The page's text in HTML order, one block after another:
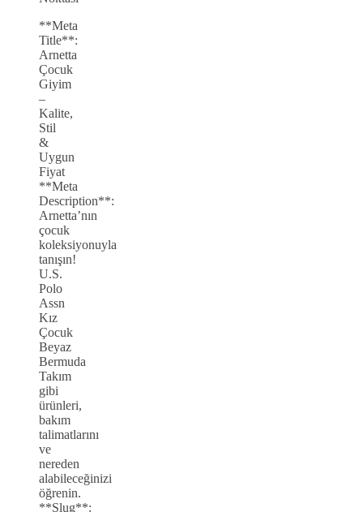
**Meta
Title**:
Arnetta
Çocuk
Giyim
–
Kalite,
Stil
&
Uygun
Fiyat
**Meta
Description**:
Arnetta’nın
çocuk
koleksiyonuyla
tanışın!
U.S.
Polo
Assn
Kız
Çocuk
Beyaz
Bermuda
Takım
gibi
ürünleri,
bakım
talimatlarını
ve
nereden
alabileceğinizi
öğrenin.
**Slug**: